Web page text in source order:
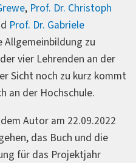
, Prof. Dr. Christoph
Prof. Dr. Gabriele
Allgemeinbildung zu
vier Lehrenden an der
Sicht noch zu kurz kommt
an der Hochschule.
Autor am 22.09.2022
das Buch und die
für das Projektjahr